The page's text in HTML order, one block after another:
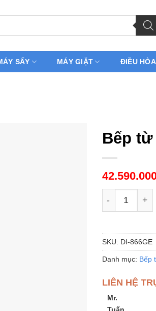
SẤY MÁY GIẶT ĐIỀU HÒA
Bếp từ
Bếp từ
SKU: DI-866GE
Danh mục: Bếp
LIÊN HỆ
Mr.
Tuấn